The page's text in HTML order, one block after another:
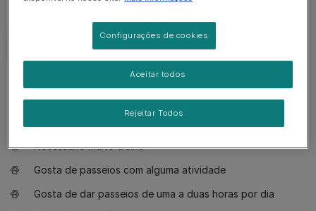
O que necessita saber
Necessário muito treino
Gosta de passeios com alguma atividade
Gosta de dar passeios de uma a duas horas por dia
Configurações de cookies
Rejeitar Todos
Aceitar todos